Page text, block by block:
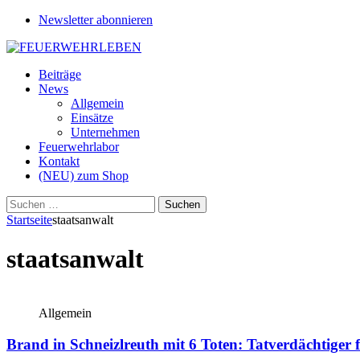
Newsletter abonnieren
Beiträge
News
Allgemein
Einsätze
Unternehmen
Feuerwehrlabor
Kontakt
(NEU) zum Shop
Suchen
nach:
Startseitestaatsanwalt
staatsanwalt
Allgemein
Brand in Schneizlreuth mit 6 Toten: Tatverdächtiger